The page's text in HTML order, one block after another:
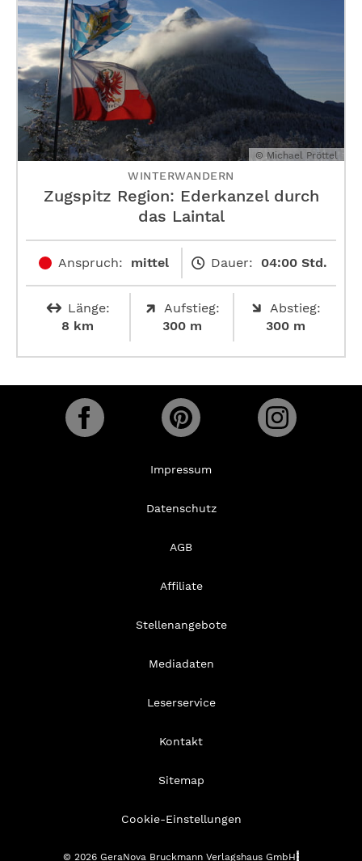
© Michael Pröttel
WINTERWANDERN
Zugspitz Region: Ederkanzel durch
das Laintal
Anspruch: mittel Dauer: 04:00 Std.
Länge:
8 km
Aufstieg:
300 m
Abstieg:
300 m
Impressum
Datenschutz
AGB
Affiliate
Stellenangebote
Mediadaten
Leserservice
Kontakt
Sitemap
Cookie-Einstellungen
© 2026 GeraNova Bruckmann Verlagshaus GmbH